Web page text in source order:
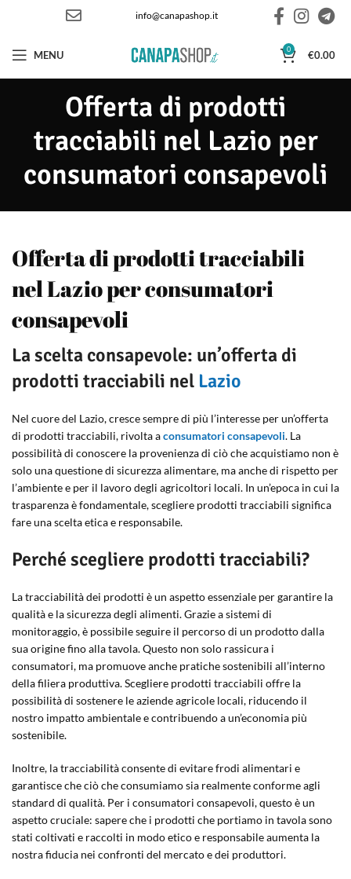
info@canapashop.it
MENU 0 €0.00
Offerta di prodotti
tracciabili nel Lazio per
consumatori consapevoli
Offerta di prodotti tracciabili
nel Lazio per consumatori
consapevoli
La scelta consapevole: un’offerta di
prodotti tracciabili nel Lazio
Nel cuore del Lazio, cresce sempre di più l’interesse per un’offerta
di prodotti tracciabili, rivolta aconsumatori consapevoli. La
possibilità di conoscere la provenienza di ciò che acquistiamo non è
solo una questione di sicurezza alimentare, ma anche di rispetto per
l’ambiente e per il lavoro degli agricoltori locali. In un’epoca in cui la
trasparenza è fondamentale, scegliere prodotti tracciabili significa
fare una scelta etica e responsabile.
Perché scegliere prodotti tracciabili?
La tracciabilità dei prodotti è un aspetto essenziale per garantire la
qualità e la sicurezza degli alimenti. Grazie a sistemi di
monitoraggio, è possibile seguire il percorso di un prodotto dalla
sua origine fino alla tavola. Questo non solo rassicura i
consumatori, ma promuove anche pratiche sostenibili all’interno
della filiera produttiva. Scegliere prodotti tracciabili offre la
possibilità di sostenere le aziende agricole locali, riducendo il
nostro impatto ambientale e contribuendo a un’economia più
sostenibile.
Inoltre, la tracciabilità consente di evitare frodi alimentari e
garantisce che ciò che consumiamo sia realmente conforme agli
standard di qualità. Per i consumatori consapevoli, questo è un
aspetto cruciale: sapere che i prodotti che portiamo in tavola sono
stati coltivati e raccolti in modo etico e responsabile aumenta la
nostra fiducia nei confronti del mercato e dei produttori.